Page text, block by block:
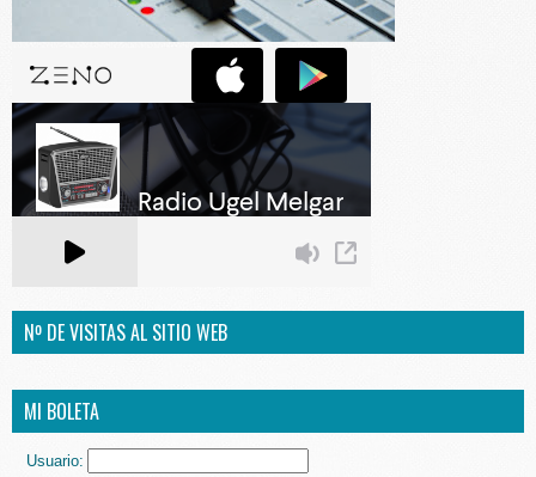
Nº DE VISITAS AL SITIO WEB
MI BOLETA
Usuario: